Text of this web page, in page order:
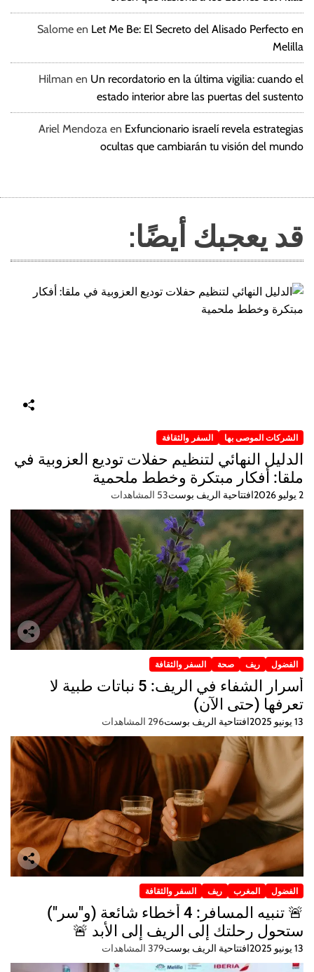
Salome en Let Me Be: El Secreto del Alisado Perfecto en
Melilla
Hilman en Un recordatorio en la última vigilia: cuando el
estado interior abre las puertas del sustento
Ariel Mendoza en Exfuncionario israelí revela estrategias
ocultas que cambiarán tu visión del mundo
قد يعجبك أيضًا:
الشركات الموصى بها السفر والثقافة
الدليل النهائي لتنظيم حفلات توديع العزوبية في
ملقا: أفكار مبتكرة وخطط ملحمية
2 يوليو 2026 افتتاحية الريف بوست53 المشاهدات
الفضول ريف صحة السفر والثقافة
أسرار الشفاء في الريف: 5 نباتات طبية لا
تعرفها (حتى الآن)
13 يونيو 2025 افتتاحية الريف بوست296 المشاهدات
الفضول المغرب ريف السفر والثقافة
🚨 تنبيه المسافر: 4 أخطاء شائعة (و"سر")
ستحول رحلتك إلى الريف إلى الأبد 🚨
13 يونيو 2025 افتتاحية الريف بوست379 المشاهدات